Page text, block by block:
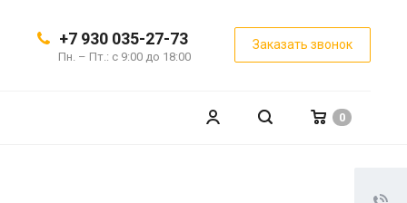
+7 930 035-27-73
Пн. – Пт.: с 9:00 до 18:00
Заказать звонок
0